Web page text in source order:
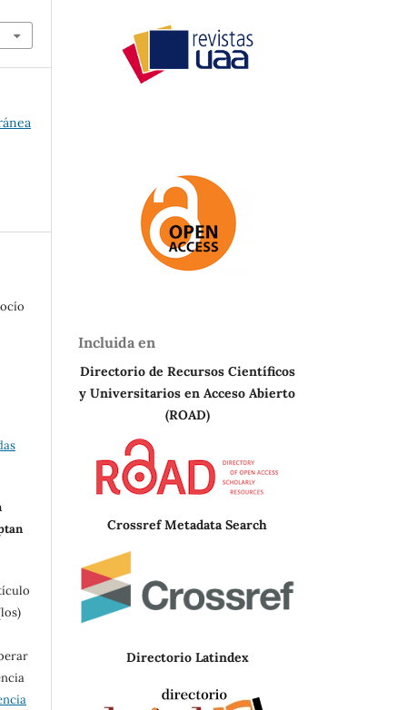
Incluida en
Directorio de Recursos Científicos
y Universitarios en Acceso Abierto
(ROAD)
Crossref Metadata Search
Directorio Latindex